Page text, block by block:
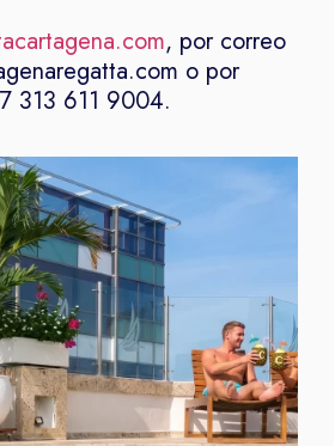
, por correo
o por
313 611 9004.